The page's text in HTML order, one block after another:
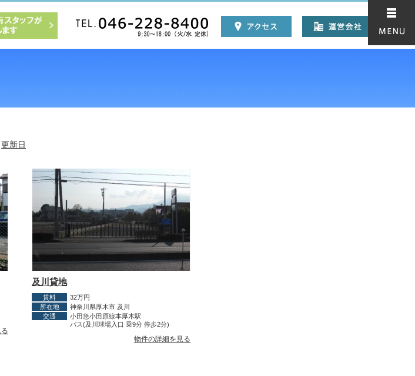
更新日
及川貸地
賃料
32万円
所在地
神奈川県厚木市 及川
交通
小田急小田原線本厚木駅
バス(及川球場入口 乗9分 停歩2分)
物件の詳細を見る